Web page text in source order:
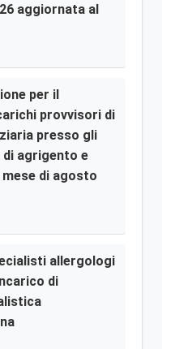
aggiornata al
per il
provvisori di
presso gli
agrigento e
di agosto
allergologi
di